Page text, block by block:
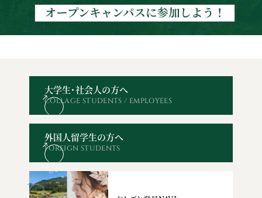
資料請求 オープン
大学生・社会人の方へ
COLLAGE STUDENTS / EMPLOYEES
外国人留学生の方へ
FOREIGN STUDENTS